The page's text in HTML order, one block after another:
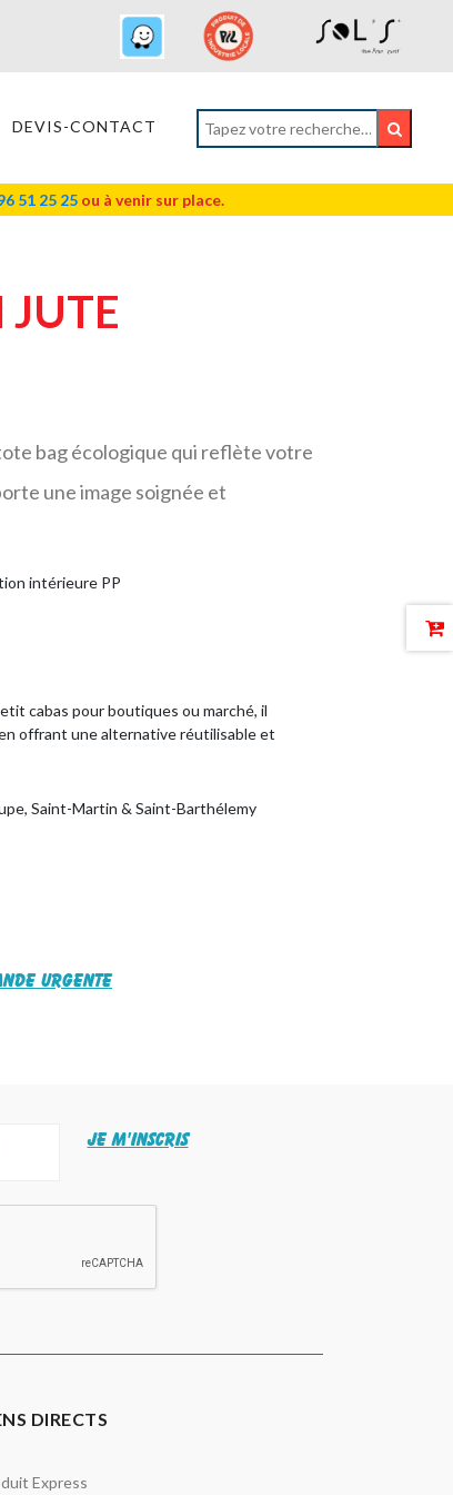
DEVIS-CONTACT
51 25 25 ou à venir sur place.
JUTE
bag écologique qui reflète votre
une image soignée et
intérieure PP
cabas pour boutiques ou marché, il
offrant une alternative réutilisable et
Saint-Martin & Saint-Barthélemy
urgente
JE M'INSCRIS
DIRECTS
Express